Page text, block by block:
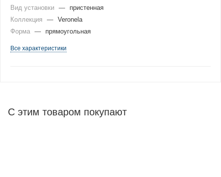
Вид установки —
пристенная
Коллекция
— Veronela
Форма — прямоугольная
Все характеристики
С этим товаром покупают